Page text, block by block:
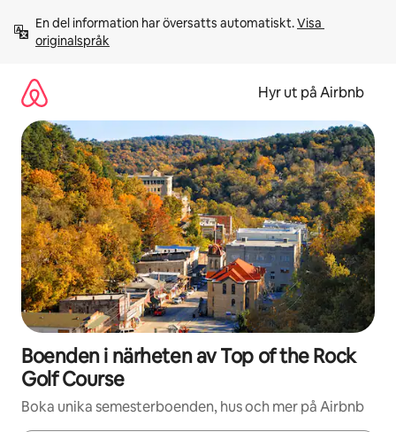
innehåll
En del information har översatts automatiskt. Visa
originalspråk
Hyr ut på Airbnb
Boenden i närheten av Top of the Rock
Golf Course
Boka unika semesterboenden, hus och mer på Airbnb